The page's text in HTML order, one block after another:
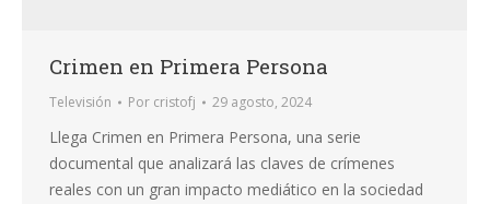
Crimen en Primera Persona
Televisión Por cristofj 29 agosto, 2024
Llega Crimen en Primera Persona, una serie
documental que analizará las claves de crímenes
reales con un gran impacto mediático en la sociedad